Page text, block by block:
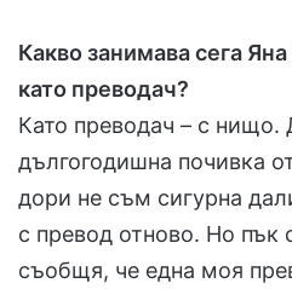
Какво занимава сега
като преводач?
Като преводач – с нищо.
дългогодишна почивка
дори не съм сигурна
с превод отново. Но пък
съобщя, че една моя